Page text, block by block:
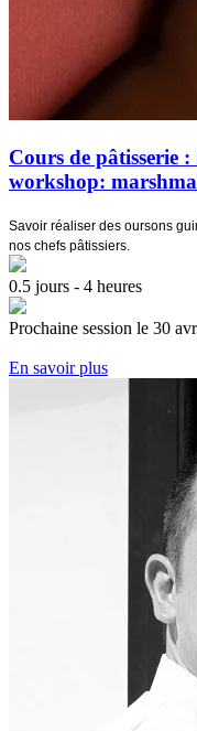
Cours de pâtisserie
workshop:
Savoir réaliser des oursons
nos chefs pâtissiers.
0.5 jours - 4 heures
Prochaine session le 30
En savoir plus